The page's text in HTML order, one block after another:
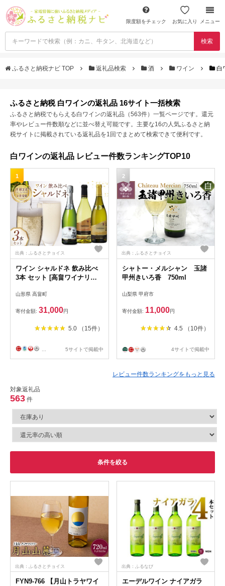
限度額をチェック お気に入り メニュー
検索
ふるさと納税ナビ TOP 返礼品検索 酒 ワイン 白
ふるさと納税 白ワインの返礼品 16サイト一括検索
ふるさと納税でもらえる白ワインの返礼品（563件）一覧ページです。還元
率やレビュー件数順などに並べ替え可能です。主要な16の人気ふるさと納
税サイトに掲載されている返礼品を1回でまとめて検索できて便利です。
白ワインの返礼品 レビュー件数ランキングTOP10
1
出典：ふるさとチョイス
ワイン シャルドネ 飲み比べ
3本 セット [高畠ワイナリー
tk06ays730009] ふるさと納税
パークリング クラシック バ
ット 白 酒 お酒 プレゼント
山形県 高畠町
寄付金額: 31,000円
5.0 （15件）
... 5サイトで掲載中
2
出典：ふるさとチョイス
シャトー・メルシャン 玉諸
甲州きいろ香 750ml
山梨県 甲府市
寄付金額: 11,000円
4.5 （10件）
4サイトで掲載中
レビュー件数ランキングをもっと見る
対象返礼品
563 件
条件を絞る
出典：ふるさとチョイス
FYN9-766 【月山トラヤワイ
出典：ふるなび
エーデルワイン ナイアガラ